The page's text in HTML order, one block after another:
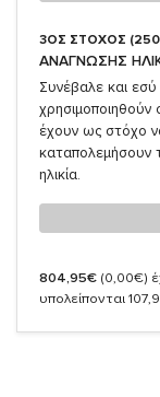
3ΟΣ ΣΤΟΧΟΣ
ΑΝΑΓΝΩΣΗΣ
Συνέβαλε και
χρησιμοποιηθούν
έχουν ως στόχο
καταπολεμήσουν
ηλικία.
804,95€ (0,00€)
υπολείπονται